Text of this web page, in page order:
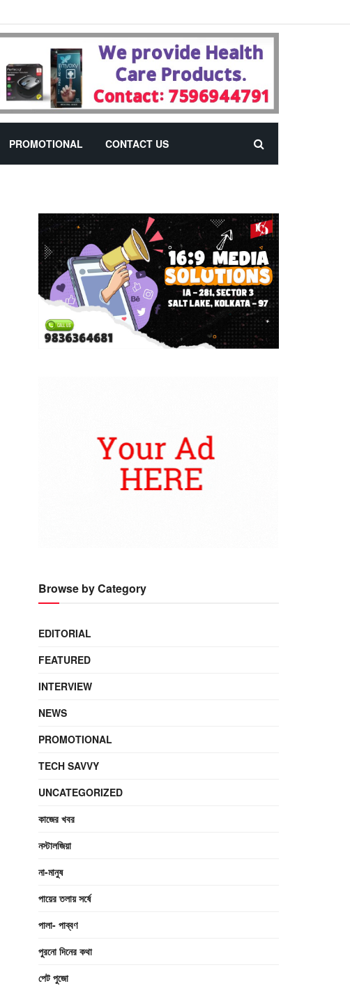
PROMOTIONAL CONTACT US
Browse by Category
EDITORIAL
FEATURED
INTERVIEW
NEWS
PROMOTIONAL
TECH SAVVY
UNCATEGORIZED
কাজের খবর
নস্টালজিয়া
না-মানুষ
পায়ের তলায় সর্ষে
পালা- পাব্বণ
পুরনো দিনের কথা
পেট পুজো